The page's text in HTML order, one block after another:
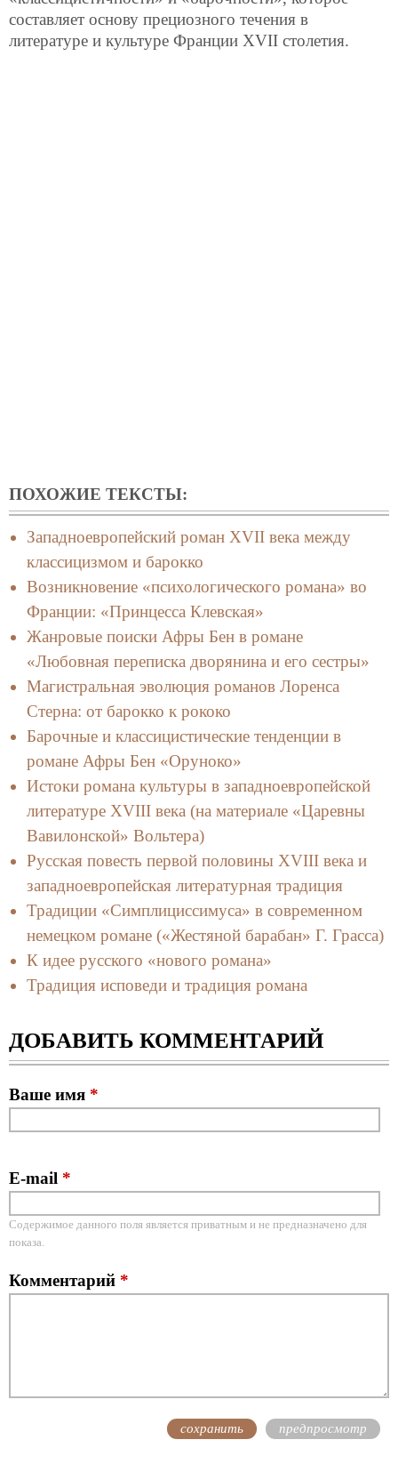
составляет основу прециозного течения в
литературе и культуре Франции XVII столетия.
ПОХОЖИЕ ТЕКСТЫ:
Западноевропейский роман XVII века между
классицизмом и барокко
Возникновение «психологического романа» во
Франции: «Принцесса Клевская»
Жанровые поиски Афры Бен в романе
«Любовная переписка дворянина и его сестры»
Магистральная эволюция романов Лоренса
Стерна: от барокко к рококо
Барочные и классицистические тенденции в
романе Афры Бен «Оруноко»
Истоки романа культуры в западноевропейской
литературе XVIII века (на материале «Царевны
Вавилонской» Вольтера)
Русская повесть первой половины XVIII века и
западноевропейская литературная традиция
Традиции «Симплициссимуса» в современном
немецком романе («Жестяной барабан» Г. Грасса)
К идее русского «нового романа»
Традиция исповеди и традиция романа
ДОБАВИТЬ КОММЕНТАРИЙ
Ваше имя *
E-mail *
Содержимое данного поля является приватным и не предназначено для
показа.
Комментарий *